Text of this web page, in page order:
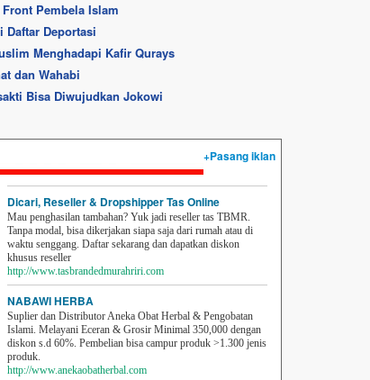
Pembela Islam
Deportasi
Menghadapi Kafir Qurays
dan Wahabi
Bisa Diwujudkan Jokowi
+Pasang iklan
Dicari, Reseller & Dropshipper Tas Online
Mau penghasilan tambahan? Yuk jadi reseller tas TBMR.
Tanpa modal, bisa dikerjakan siapa saja dari rumah atau di
waktu senggang. Daftar sekarang dan dapatkan diskon
khusus reseller
http://www.tasbrandedmurahriri.com
NABAWI HERBA
Suplier dan Distributor Aneka Obat Herbal & Pengobatan
Islami. Melayani Eceran & Grosir Minimal 350,000 dengan
diskon s.d 60%. Pembelian bisa campur produk >1.300 jenis
produk.
http://www.anekaobatherbal.com